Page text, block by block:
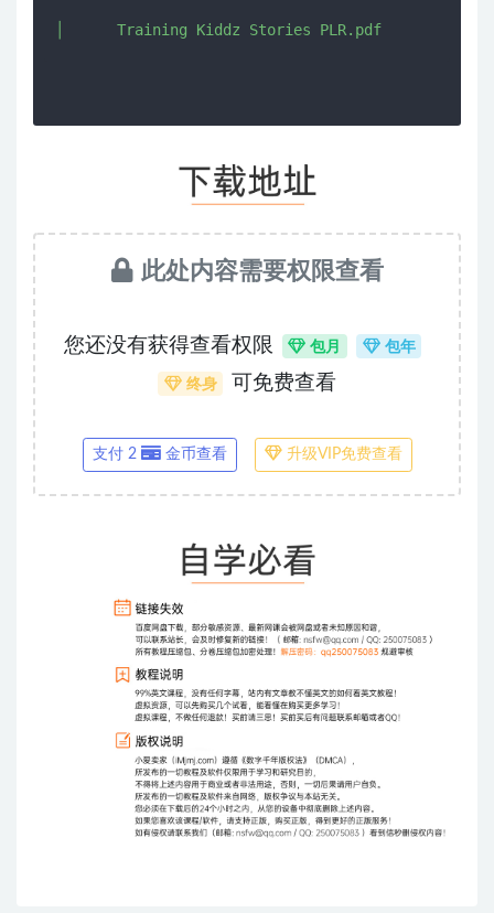
此处内容需要权限查看
您还没有获得查看权限 包月 包年
终身 可免费查看
支付 2 金币查看 升级VIP免费查看